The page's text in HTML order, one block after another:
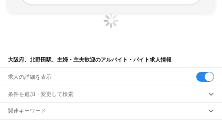
大阪府、北野田駅、主婦・主夫歓迎のアルバイト・バイト求人情報
求人の詳細を表示
条件を追加・変更して検索
市区町村を追加・変更
関連キーワード